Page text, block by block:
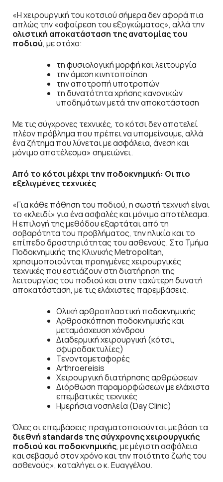
«Η χειρουργική του κοτσιού σήμερα δεν αφορά πια
απλώς την «αφαίρεση του εξογκώματος», αλλά την
ολιστική αποκατάσταση της ανατομίας του
ποδιού, με στόχο:
τη φυσιολογική μορφή και λειτουργία
την άμεση κινητοποίηση
την αποτροπή υποτροπών
τη δυνατότητα χρήσης κανονικών
υποδημάτων μετά την αποκατάσταση
Με τις σύγχρονες τεχνικές, το κότσι δεν αποτελεί
πλέον πρόβλημα που πρέπει να υπομείνουμε, αλλά
ένα ζήτημα που λύνεται με ασφάλεια, άνεση και
μόνιμο αποτέλεσμα» σημειώνει.
Από το κότσι μέχρι την ποδοκνημική: Οι πιο
εξελιγμένες τεχνικές
«Για κάθε πάθηση του ποδιού, η σωστή τεχνική είναι
το «κλειδί» για ένα ασφαλές και μόνιμο αποτέλεσμα.
Η επιλογή της μεθόδου εξαρτάται από τη
σοβαρότητα του προβλήματος, την ηλικία και το
επίπεδο δραστηριότητας του ασθενούς. Στο Τμήμα
Ποδοκνημικής της Κλινικής Metropolitan,
χρησιμοποιούνται προηγμένες χειρουργικές
τεχνικές που εστιάζουν στη διατήρηση της
λειτουργίας του ποδιού και στην ταχύτερη δυνατή
αποκατάσταση, με τις ελάχιστες παρεμβάσεις.
Ολική αρθροπλαστική ποδοκνημικής
Αρθροσκόπηση ποδοκνημικής και
μεταμόσχευση χόνδρου
Διαδερμική χειρουργική (κότσι,
σφυροδακτυλίες)
Τενοντομεταφορές
Arthroereisis
Χειρουργική διατήρησης αρθρώσεων
Διόρθωση παραμορφώσεων με ελάχιστα
επεμβατικές τεχνικές
Ημερήσια νοσηλεία (Day Clinic)
Όλες οι επεμβάσεις πραγματοποιούνται με βάση τα
διεθνή standards της σύγχρονης χειρουργικής
ποδιού και ποδοκνημικής, με μέγιστη ασφάλεια
και σεβασμό στον χρόνο και την ποιότητα ζωής του
ασθενούς», καταλήγει ο κ. Ευαγγέλου.